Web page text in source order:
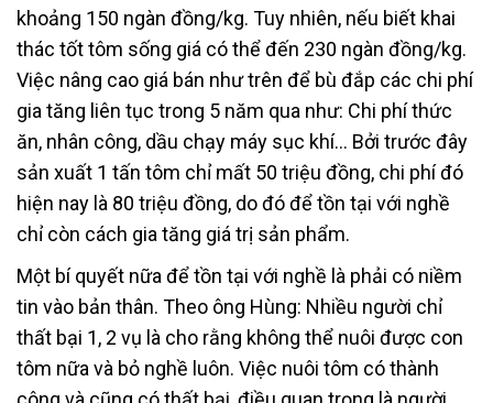
khoảng 150 ngàn đồng/kg. Tuy nhiên, nếu biết khai
thác tốt tôm sống giá có thể đến 230 ngàn đồng/kg.
Việc nâng cao giá bán như trên để bù đắp các chi phí
gia tăng liên tục trong 5 năm qua như: Chi phí thức
ăn, nhân công, dầu chạy máy sục khí… Bởi trước đây
sản xuất 1 tấn tôm chỉ mất 50 triệu đồng, chi phí đó
hiện nay là 80 triệu đồng, do đó để tồn tại với nghề
chỉ còn cách gia tăng giá trị sản phẩm.
Một bí quyết nữa để tồn tại với nghề là phải có niềm
tin vào bản thân. Theo ông Hùng: Nhiều người chỉ
thất bại 1, 2 vụ là cho rằng không thể nuôi được con
tôm nữa và bỏ nghề luôn. Việc nuôi tôm có thành